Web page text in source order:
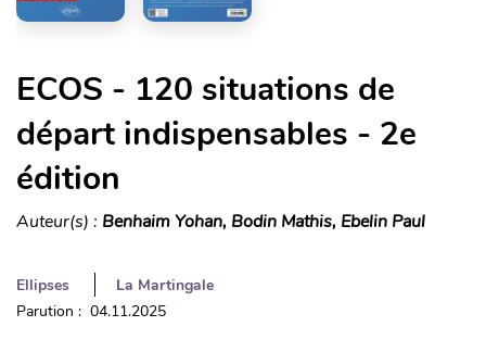
ECOS - 120 situations de
départ indispensables - 2e
édition
Auteur(s) : Benhaim Yohan, Bodin Mathis, Ebelin Paul
Ellipses
La Martingale
Parution : 04.11.2025